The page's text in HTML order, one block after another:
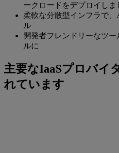
ークロードをデプロイしま
柔軟な分散型インフラで
ル
開発者フレンドリーなツ
ルに
主要なIaaSプロバイ
れています